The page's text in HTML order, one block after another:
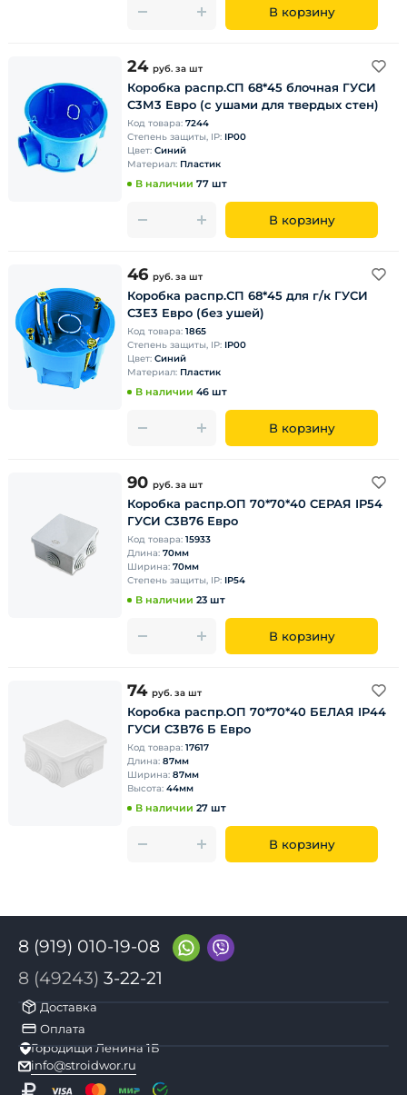
В корзину
24 руб. за шт
Коробка распр.СП 68*45 блочная ГУСИ
С3М3 Евро (с ушами для твердых стен)
Код товара: 7244
Степень защиты, IP: IP00
Цвет: Синий
Материал: Пластик
В наличии 77 шт
В корзину
46 руб. за шт
Коробка распр.СП 68*45 для г/к ГУСИ
С3Е3 Евро (без ушей)
Код товара: 1865
Степень защиты, IP: IP00
Цвет: Синий
Материал: Пластик
В наличии 46 шт
В корзину
90 руб. за шт
Коробка распр.ОП 70*70*40 СЕРАЯ IP54
ГУСИ С3В76 Евро
Код товара: 15933
Длина: 70мм
Ширина: 70мм
Степень защиты, IP: IP54
В наличии 23 шт
В корзину
74 руб. за шт
Коробка распр.ОП 70*70*40 БЕЛАЯ IP44
ГУСИ С3В76 Б Евро
Код товара: 17617
Длина: 87мм
Ширина: 87мм
Высота: 44мм
В наличии 27 шт
В корзину
8 (919) 010-19-08
8 (49243) 3-22-21
Доставка
Оплата
Городищи Ленина 1Б
info@stroidwor.ru